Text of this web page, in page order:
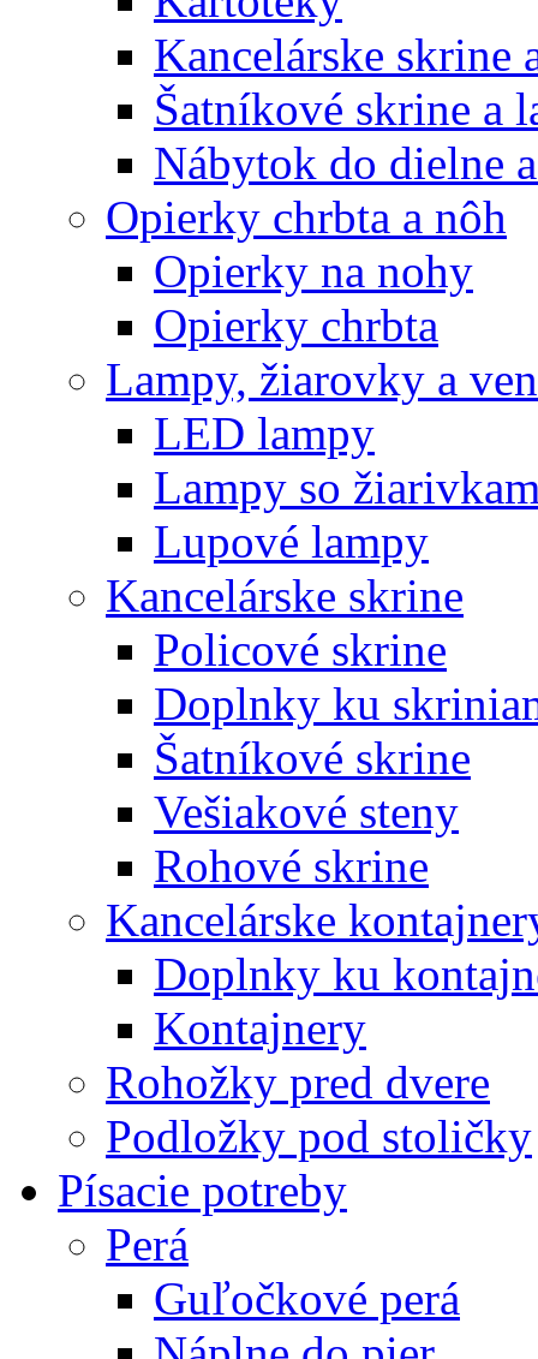
Kancelárske skrine
Šatníkové skrine a
Nábytok do dielne
Opierky chrbta a nôh
Opierky na nohy
Opierky chrbta
Lampy, žiarovky a
LED lampy
Lampy so
Lupové lampy
Kancelárske skrine
Policové skrine
Doplnky ku
Šatníkové skrine
Vešiakové steny
Rohové skrine
Kancelárske
Doplnky ku
Kontajnery
Rohožky pred dvere
Podložky pod stoličky
Písacie potreby
Perá
Guľočkové perá